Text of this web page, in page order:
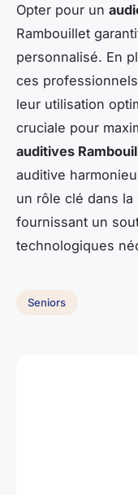
Opter pour un
Rambouillet
personnalisé. En
ces
leur utilisation
cruciale pour
auditives
auditive
un rôle clé dans
fournissant un
technologiques
Seniors